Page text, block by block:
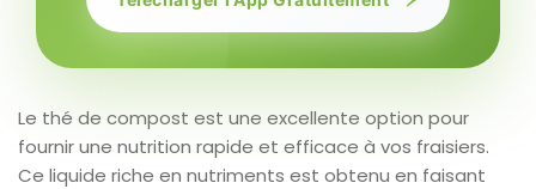
Le thé de compost est une excellente option pour
fournir une nutrition rapide et efficace à vos fraisiers.
Ce liquide riche en nutriments est obtenu en faisant